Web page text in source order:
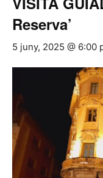
Reserva’
5 juny, 2025 @ 6:00